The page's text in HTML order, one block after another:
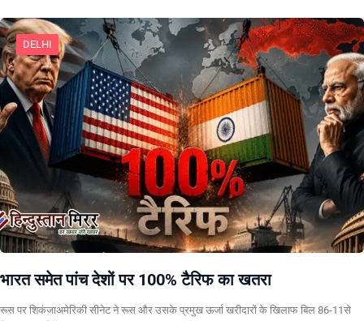
DELHI
भारत समेत पांच देशों पर 100% टैरिफ का खतरा
रूस पर शिकंजाअमेरिकी सीनेट ने रूस और उसके प्रमुख ऊर्जा खरीदारों के खिलाफ बिल 86-11से